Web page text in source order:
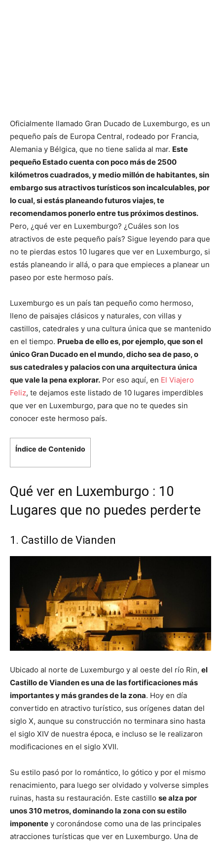
Oficialmente llamado Gran Ducado de Luxemburgo, es un
pequeño país de Europa Central, rodeado por Francia,
Alemania y Bélgica, que no tiene salida al mar. Este
pequeño Estado cuenta con poco más de 2500
kilómetros cuadrados, y medio millón de habitantes, sin
embargo sus atractivos turísticos son incalculables, por
lo cual, si estás planeando futuros viajes, te
recomendamos ponerlo entre tus próximos destinos.
Pero, ¿qué ver en Luxemburgo? ¿Cuáles son los
atractivos de este pequeño país? Sigue leyendo para que
no te pierdas estos 10 lugares que ver en Luxemburgo, si
estás planeando ir allá, o para que empieces a planear un
paseo por este hermoso país.
Luxemburgo es un país tan pequeño como hermoso,
lleno de paisajes clásicos y naturales, con villas y
castillos, catedrales y una cultura única que se mantenido
en el tiempo. Prueba de ello es, por ejemplo, que son el
único Gran Ducado en el mundo, dicho sea de paso, o
sus catedrales y palacios con una arquitectura única
que vale la pena explorar. Por eso aquí, en El Viajero
Feliz, te dejamos este listado de 10 lugares imperdibles
que ver en Luxemburgo, para que no te quedes sin
conocer este hermoso país.
Índice de Contenido
Qué ver en Luxemburgo : 10
Lugares que no puedes perderte
1. Castillo de Vianden
Ubicado al norte de Luxemburgo y al oeste del río Rin, el
Castillo de Vianden es una de las fortificaciones más
importantes y más grandes de la zona. Hoy en día
convertido en atractivo turístico, sus orígenes datan del
siglo X, aunque su construcción no terminara sino hasta
el siglo XIV de nuestra época, e incluso se le realizaron
modificaciones en el siglo XVII.
Su estilo pasó por lo romántico, lo gótico y por el mismo
renacimiento, para luego ser olvidado y volverse simples
ruinas, hasta su restauración. Este castillo se alza por
unos 310 metros, dominando la zona con su estilo
imponente y coronándose como una de las principales
atracciones turísticas que ver en Luxemburgo. Una de